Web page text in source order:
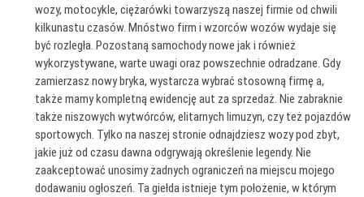
wozy, motocykle, ciężarówki towarzyszą naszej firmie od chwili
kilkunastu czasów. Mnóstwo firm i wzorców wozów wydaje się
być rozległa. Pozostaną samochody nowe jak i również
wykorzystywane, warte uwagi oraz powszechnie odradzane. Gdy
zamierzasz nowy bryka, wystarcza wybrać stosowną firmę a,
także mamy kompletną ewidencję aut za sprzedaż. Nie zabraknie
także niszowych wytwórców, elitarnych limuzyn, czy też pojazdów
sportowych. Tylko na naszej stronie odnajdziesz wozy pod zbyt,
jakie już od czasu dawna odgrywają określenie legendy. Nie
zaakceptować unosimy żadnych ograniczeń na miejscu mojego
dodawaniu ogłoszeń. Ta giełda istnieje tym położenie, w którym